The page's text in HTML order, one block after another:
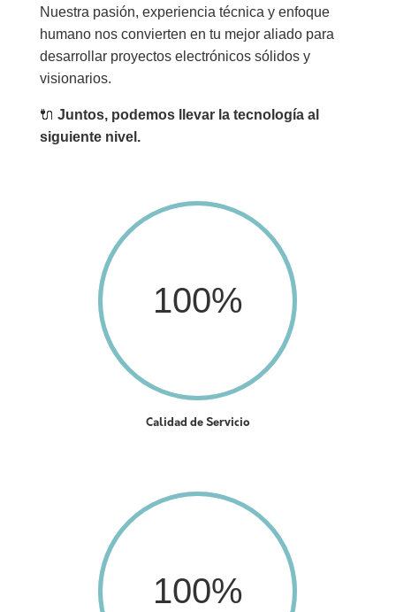
Nuestra pasión, experiencia técnica y enfoque
humano nos convierten en tu mejor aliado para
desarrollar proyectos electrónicos sólidos y
visionarios.
🔌 Juntos, podemos llevar la tecnología al
siguiente nivel.
100%
Calidad de Servicio
100%